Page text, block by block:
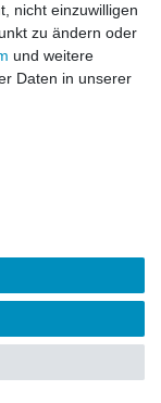
nicht einzuwilligen
zu ändern oder
und weitere
Daten in unserer